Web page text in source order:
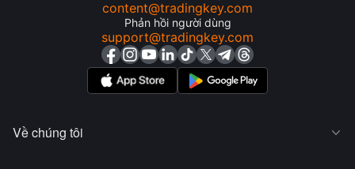
content@tradingkey.com
Phản hồi người dùng
support@tradingkey.com
Về chúng tôi 